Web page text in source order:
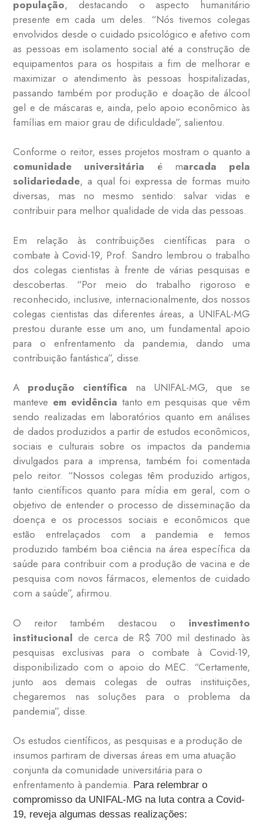
população, destacando o aspecto humanitário
presente em cada um deles. “Nós tivemos colegas
envolvidos desde o cuidado psicológico e afetivo com
as pessoas em isolamento social até a construção de
equipamentos para os hospitais a fim de melhorar e
maximizar o atendimento às pessoas hospitalizadas,
passando também por produção e doação de álcool
gel e de máscaras e, ainda, pelo apoio econômico às
famílias em maior grau de dificuldade”, salientou.
Conforme o reitor, esses projetos mostram o quanto a
comunidade universitária é marcada pela
solidariedade, a qual foi expressa de formas muito
diversas, mas no mesmo sentido: salvar vidas e
contribuir para melhor qualidade de vida das pessoas.
Em relação às contribuições científicas para o
combate à Covid-19, Prof. Sandro lembrou o trabalho
dos colegas cientistas à frente de várias pesquisas e
descobertas. “Por meio do trabalho rigoroso e
reconhecido, inclusive, internacionalmente, dos nossos
colegas cientistas das diferentes áreas, a UNIFAL-MG
prestou durante esse um ano, um fundamental apoio
para o enfrentamento da pandemia, dando uma
contribuição fantástica”, disse.
A produção científica na UNIFAL-MG, que se
manteve em evidência tanto em pesquisas que vêm
sendo realizadas em laboratórios quanto em análises
de dados produzidos a partir de estudos econômicos,
sociais e culturais sobre os impactos da pandemia
divulgados para a imprensa, também foi comentada
pelo reitor. “Nossos colegas têm produzido artigos,
tanto científicos quanto para mídia em geral, com o
objetivo de entender o processo de disseminação da
doença e os processos sociais e econômicos que
estão entrelaçados com a pandemia e temos
produzido também boa ciência na área específica da
saúde para contribuir com a produção de vacina e de
pesquisa com novos fármacos, elementos de cuidado
com a saúde”, afirmou.
O reitor também destacou o investimento
institucional de cerca de R$ 700 mil destinado às
pesquisas exclusivas para o combate à Covid-19,
disponibilizado com o apoio do MEC. “Certamente,
junto aos demais colegas de outras instituições,
chegaremos nas soluções para o problema da
pandemia”, disse.
Os estudos científicos, as pesquisas e a produção de
insumos partiram de diversas áreas em uma atuação
conjunta da comunidade universitária para o
enfrentamento à pandemia. Para relembrar o
compromisso da UNIFAL-MG na luta contra a Covid-
19, reveja algumas dessas realizações: